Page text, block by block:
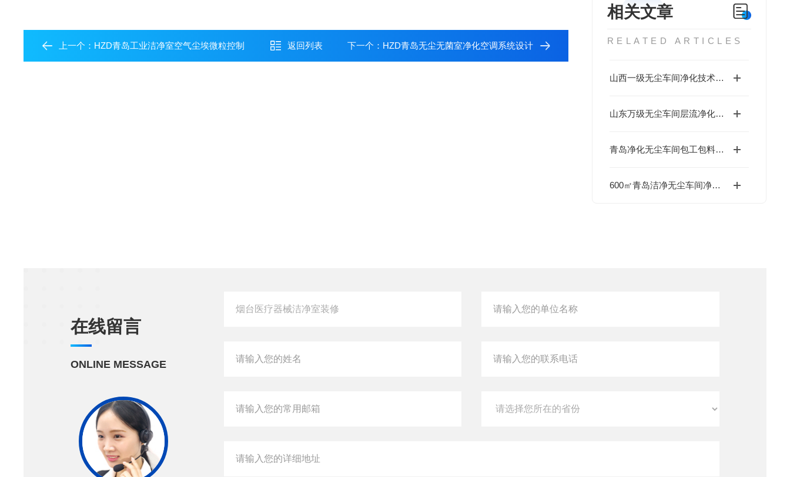
相关文章
RELATED ARTICLES
山西一级无尘车间净化技术与管理规范
山东万级无尘车间层流净化技术介绍
青岛净化无尘车间包工包料单价参考
600㎡青岛洁净无尘车间净化造价参考
上一个： HZD青岛工业洁净室空气尘埃微粒控制 返回列表 下一个： HZD青岛无尘无菌室净化空调系统设计
在线留言
ONLINE MESSAGE